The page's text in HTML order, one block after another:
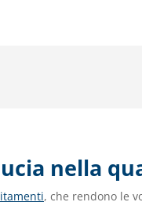
nella
, che rendono le